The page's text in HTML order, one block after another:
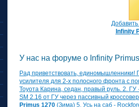
Infinity
У нас на форуме о Infinity
Рад приветствовать, единомышленники!
усилителя для 2-х полосного фронта с
Тоуота Карина, седан, правый руль. 2.
SM 2.16 от ГУ через пассивный
Primus 1270 (Зима) 5. Усь на саб -